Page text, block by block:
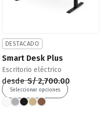
DESTACADO
Smart Desk Plus
Escritorio eléctrico
desde S/2,700.00
Seleccionar opciones